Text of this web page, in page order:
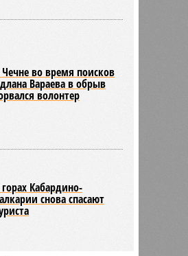
Чечне во время поисков
Вараева в обрыв
волонтер
Кабардино-
снова спасают